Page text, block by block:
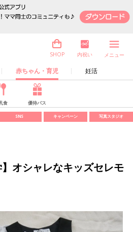
赤ちゃん・育児 妊活
SHOP 内祝い メニュー
食 優待パス
SNS キャンペーン 写真スタジオ
】オシャレなキッズセレモ